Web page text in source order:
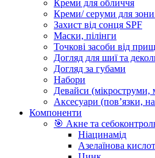
Креми для обличчя
Креми/ серуми для
Захист від сонця SPF
Маски, пілінги
Точкові засоби від
Догляд для шиї та
Догляд за губами
Набори
Девайси (мікроструми,
Аксесуари (повʼязки,
Компоненти
🎯 Акне та
Ніацинамід
Азелаїнова